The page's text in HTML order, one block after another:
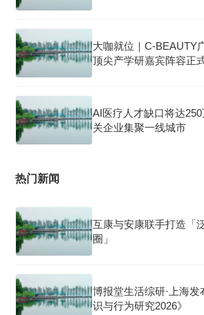
大咖就位｜C-BEAUTY
顶尖产学研嘉宾阵容正
AI医疗人才缺口将达
关企业集聚一线城市
热门新闻
互康与安康联手打造「
圈」
博报堂生活综研·上海
识与行为研究2026》